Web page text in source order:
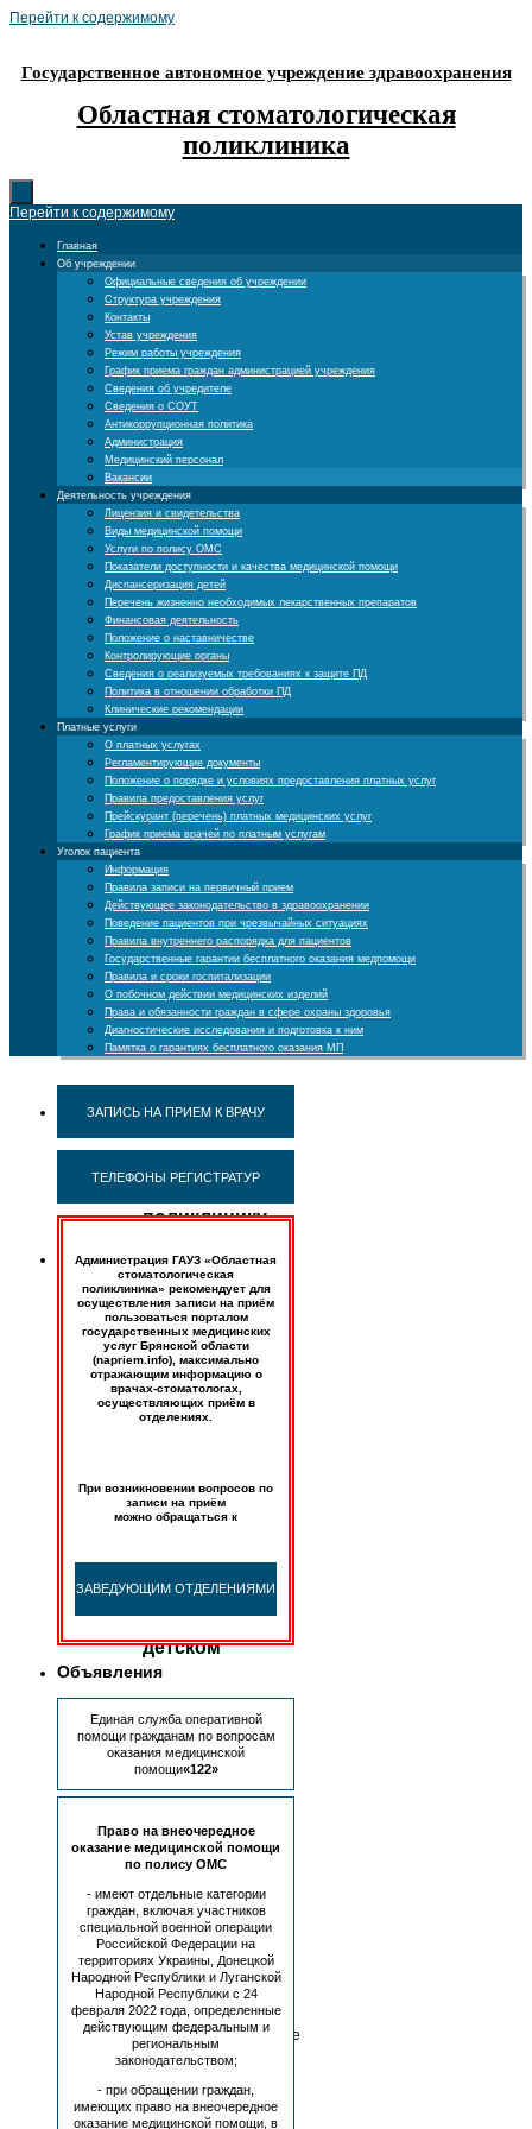
Перейти к содержимому
Государственное автономное учреждение здравоохранения
Областная стоматологическая
поликлиника
Перейти к содержимому
Главная
Об учреждении
Официальные сведения об учреждении
Структура учреждения
Контакты
Устав учреждения
Режим работы учреждения
График приема граждан администрацией учреждения
Сведения об учредителе
Сведения о СОУТ
Антикоррупционная политика
Администрация
Медицинский персонал
Вакансии
Деятельность учреждения
Лицензия и свидетельства
Виды медицинской помощи
Услуги по полису ОМС
Показатели доступности и качества медицинской помощи
Диспансеризация детей
Перечень жизненно необходимых лекарственных препаратов
Финансовая деятельность
Положение о наставничестве
Контролирующие органы
Cведения о реализуемых требованиях к защите ПД
Политика в отношении обработки ПД
Клинические рекомендации
Платные услуги
О платных услугах
Регламентирующие документы
Положение о порядке и условиях предоставления платных услуг
Правила предоставления услуг
Прейскурант (перечень) платных медицинских услуг
График приема врачей по платным услугам
Уголок пациента
Информация
Правила записи на первичный прием
Действующее законодательство в здравоохранении
Поведение пациентов при чрезвычайных ситуациях
Правила внутреннего распорядка для пациентов
Государственные гарантии бесплатного оказания медпомощи
Правила и сроки госпитализации
О побочном действии медицинских изделий
Права и обязанности граждан в сфере охраны здоровья
Диагностические исследования и подготовка к ним
Памятка о гарантиях бесплатного оказания МП
Вакансии
поликлинику
Врач-
ортодонт
(ОМС/
внебюджетная
деятельность)
–
1
чел.
Врач-
деятельность)
–
4
работы
детском
приёме
требуются:
Врач-
стоматолог-
детский
–
чел.
Условия
труда:
сменный
график
работ
сдельная
оплата
труда
стимулирующие
выплаты
Телефоны:
ЗАПИСЬ НА ПРИЕМ К ВРАЧУ
ТЕЛЕФОНЫ РЕГИСТРАТУР
Администрация ГАУЗ «Областная
стоматологическая
поликлиника» рекомендует для
осуществления записи на приём
пользоваться порталом
государственных медицинских
услуг Брянской области
(napriem.info), максимально
отражающим информацию о
врачах-стоматологах,
осуществляющих приём в
отделениях.
При возникновении вопросов по
записи на приём
можно обращаться к
ЗАВЕДУЮЩИМ ОТДЕЛЕНИЯМИ
Объявления
Единая служба оперативной
помощи гражданам по вопросам
оказания медицинской
помощи«122»
Право на внеочередное
оказание медицинской помощи
по полису ОМС
- имеют отдельные категории
граждан, включая участников
специальной военной операции
Российской Федерации на
территориях Украины, Донецкой
Народной Республики и Луганской
Народной Республики с 24
февраля 2022 года, определенные
действующим федеральным и
региональным
законодательством;
- при обращении граждан,
имеющих право на внеочередное
оказание медицинской помощи, в